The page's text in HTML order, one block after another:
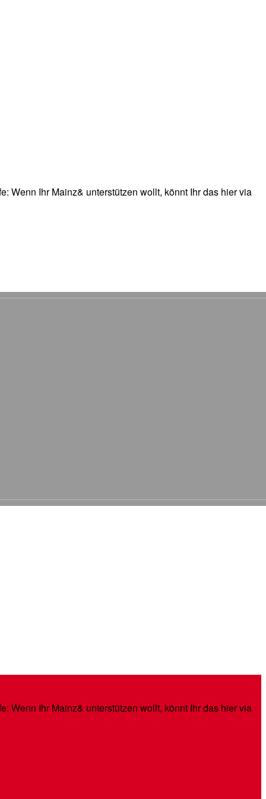
Wenn Ihr Mainz& unterstützen wollt, könnt Ihr das hier via
Wenn Ihr Mainz& unterstützen wollt, könnt Ihr das hier via